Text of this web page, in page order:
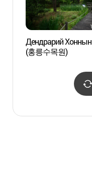
Дендрарий Хоннын
(홍릉수목원)